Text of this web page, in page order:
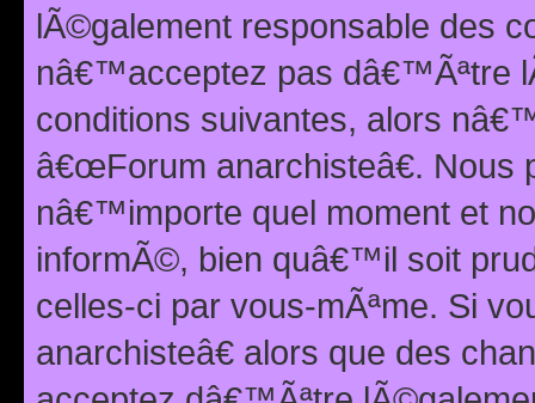
lÃ©galement responsable des
nâ€™acceptez pas dâ€™Ãªtre
conditions suivantes, alors
â€œForum anarchisteâ€.
nâ€™importe quel moment et
informÃ©, bien quâ€™il soit
celles-ci par vous-mÃªme. Si
anarchisteâ€ alors que des